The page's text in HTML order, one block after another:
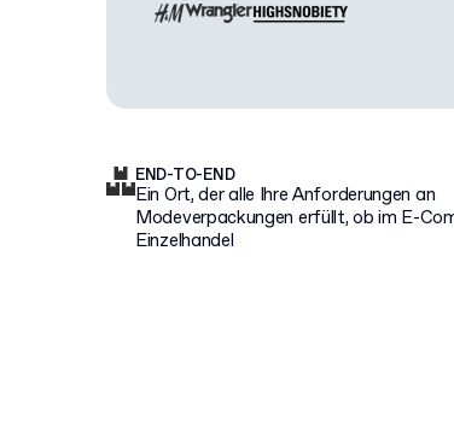
END-TO-END
Ein Ort, der alle Ihre Anforderungen an
Modeverpackungen erfüllt, ob im E-
Einzelhandel